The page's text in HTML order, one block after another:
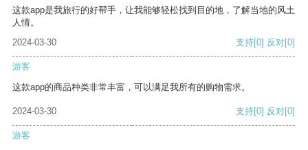
这款app是我旅行的好帮手，让我能够轻松找到目的地，了解当地的风土
人情。
2024-03-30
支持[0] 反对[0]
游客
这款app的商品种类非常丰富，可以满足我所有的购物需求。
2024-03-30 支持[0] 反对[0]
游客